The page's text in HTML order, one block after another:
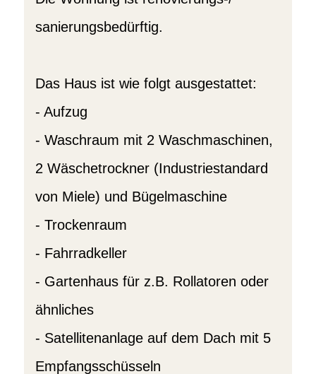
sanierungsbedürftig.
Das Haus ist wie folgt ausgestattet:
- Aufzug
- Waschraum mit 2 Waschmaschinen,
2 Wäschetrockner (Industriestandard
von Miele) und Bügelmaschine
- Trockenraum
- Fahrradkeller
- Gartenhaus für z.B. Rollatoren oder
ähnliches
- Satellitenanlage auf dem Dach mit 5
Empfangsschüsseln